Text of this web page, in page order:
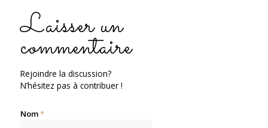
Laisser un
commentaire
Rejoindre la discussion?
N’hésitez pas à contribuer !
Nom*